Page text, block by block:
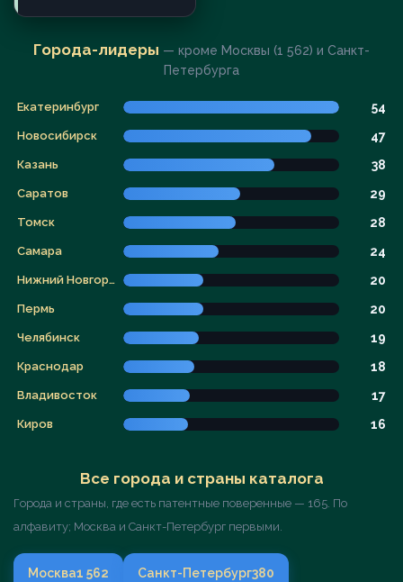
Города-лидеры — кроме Москвы (1 562) и Санкт-
Петербурга
Екатеринбург 54
Новосибирск 47
Казань 38
Саратов 29
Томск 28
Самара 24
Нижний Новгород 20
Пермь 20
Челябинск 19
Краснодар 18
Владивосток 17
Киров 16
Все города и страны каталога
Города и страны, где есть патентные поверенные — 165. По
алфавиту; Москва и Санкт-Петербург первыми.
Москва1 562 Санкт-Петербург380